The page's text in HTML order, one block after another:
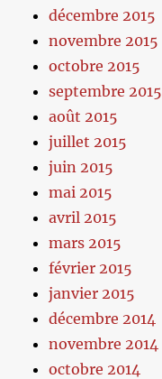
décembre 2015
novembre 2015
octobre 2015
septembre 2015
août 2015
juillet 2015
juin 2015
mai 2015
avril 2015
mars 2015
février 2015
janvier 2015
décembre 2014
novembre 2014
octobre 2014